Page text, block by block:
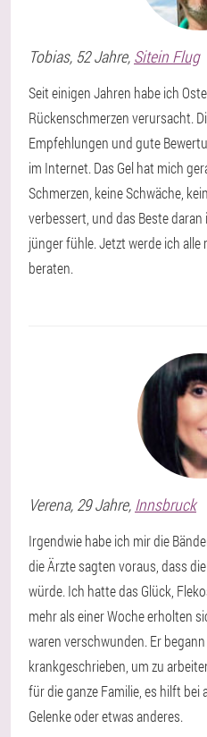
Tobias, 52 Jahre, Sitein Flug
Seit einigen Jahren habe ich
Rückenschmerzen verursacht.
Empfehlungen und gute
im Internet. Das Gel hat mich
Schmerzen, keine Schwäche,
verbessert, und das Beste
jünger fühle. Jetzt werde ich
beraten.
Verena, 29 Jahre, Innsbruck
Irgendwie habe ich mir die
die Ärzte sagten voraus, dass
würde. Ich hatte das Glück,
mehr als einer Woche erholten
waren verschwunden. Er
krankgeschrieben, um zu
für die ganze Familie, es hilft bei
Gelenke oder etwas anderes.